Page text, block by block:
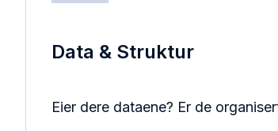
Data & Struktur
Eier dere dataene? Er de